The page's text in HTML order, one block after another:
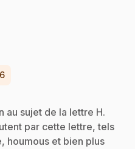
au sujet de la lettre H.
par cette lettre, tels
houmous et bien plus